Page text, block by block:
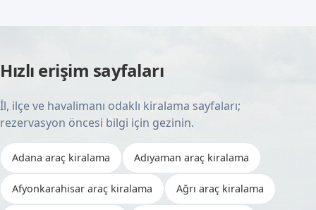
Hızlı erişim sayfaları
İl, ilçe ve havalimanı odaklı kiralama sayfaları;
rezervasyon öncesi bilgi için gezinin.
Adana araç kiralama Adıyaman araç kiralama
Afyonkarahisar araç kiralama Ağrı araç kiralama